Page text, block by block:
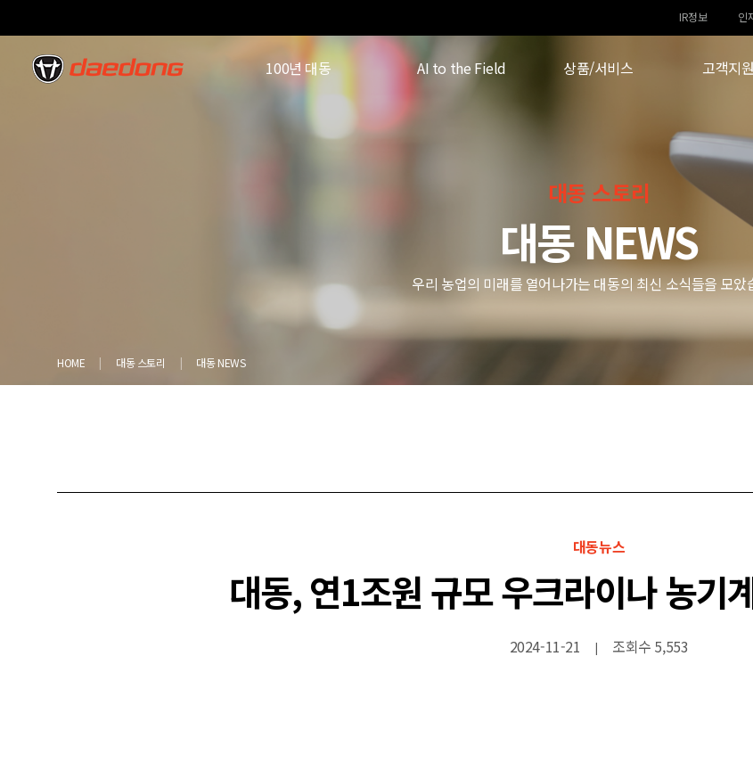
IR정보 인
100년 대동 AI to the Field 상품/서비스 고객지원
대동 스토리
대동 NEWS
우리 농업의 미래를 열어나가는 대동의 최신 소식들을 모았
HOME 대동 스토리 대동 NEWS
대동뉴스
대동, 연1조원 규모 우크라이나 농기
2024-11-21 | 조회수 5,553